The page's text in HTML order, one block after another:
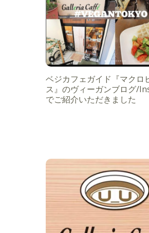
ベジカフェガイド『マクロ
ス』のヴィーガンブログ/
でご紹介いただきました